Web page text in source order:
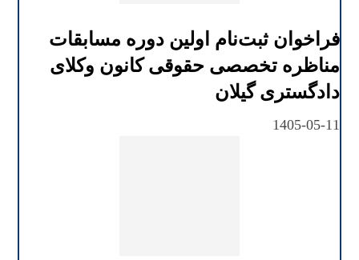
فراخوان ثبت‌نام اولین دوره مسابقات
مناظره تخصصی حقوقی کانون وکلای
دادگستری گیلان
1405-05-11